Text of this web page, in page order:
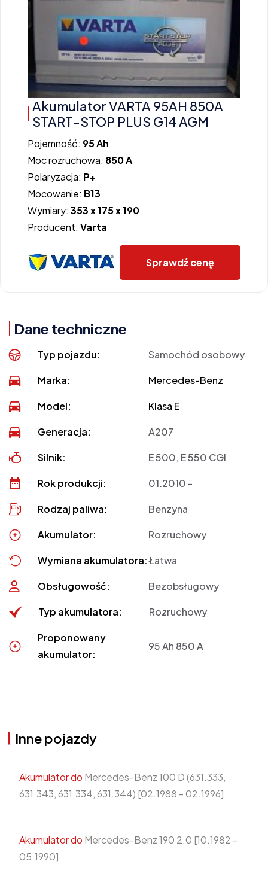
Akumulator VARTA 95AH 850A
START-STOP PLUS G14 AGM
Pojemność: 95 Ah
Moc rozruchowa: 850 A
Polaryzacja: P+
Mocowanie: B13
Wymiary: 353 x 175 x 190
Producent: Varta
Sprawdź cenę
Dane techniczne
Typ pojazdu: Samochód osobowy
Marka: Mercedes-Benz
Model: Klasa E
Generacja: A207
Silnik: E 500, E 550 CGI
Rok produkcji: 01.2010 -
Rodzaj paliwa: Benzyna
Akumulator: Rozruchowy
Wymiana akumulatora:Łatwa
Obsługowość: Bezobsługowy
Typ akumulatora: Rozruchowy
Proponowany
akumulator:
95 Ah 850 A
Inne pojazdy
Akumulator do Mercedes-Benz 100 D (631.333,
631.343, 631.334, 631.344) [02.1988 - 02.1996]
Akumulator do Mercedes-Benz 190 2.0 [10.1982 -
05.1990]